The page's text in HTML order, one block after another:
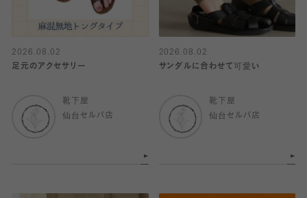
2026.08.02
足元のアクセサリー
靴下屋
仙台セルバ店
2026.08.02
サンダルに合わせて可愛い
靴下屋
仙台セルバ店